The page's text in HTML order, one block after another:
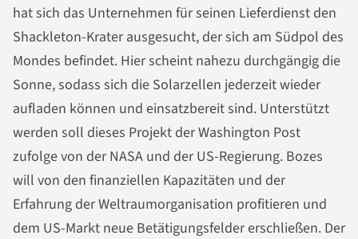
hat sich das Unternehmen für seinen Lieferdienst den
Shackleton-Krater ausgesucht, der sich am Südpol des
Mondes befindet. Hier scheint nahezu durchgängig die
Sonne, sodass sich die Solarzellen jederzeit wieder
aufladen können und einsatzbereit sind. Unterstützt
werden soll dieses Projekt der Washington Post
zufolge von der NASA und der US-Regierung. Bozes
will von den finanziellen Kapazitäten und der
Erfahrung der Weltraumorganisation profitieren und
dem US-Markt neue Betätigungsfelder erschließen. Der